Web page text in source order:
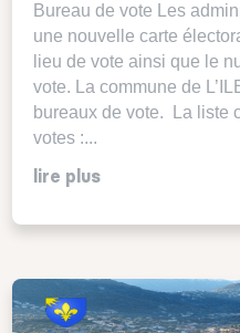
Bureau de vote Les
une nouvelle carte
lieu de vote ainsi que le
vote. La commune de
bureaux de vote. La liste
votes :...
lire plus